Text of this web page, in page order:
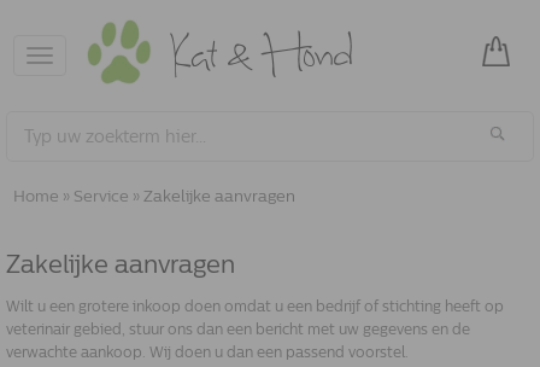
Toggle
navigation
Home » Service » Zakelijke aanvragen
Zakelijke aanvragen
Wilt u een grotere inkoop doen omdat u een bedrijf of stichting heeft op
veterinair gebied, stuur ons dan een bericht met uw gegevens en de
verwachte aankoop. Wij doen u dan een passend voorstel.